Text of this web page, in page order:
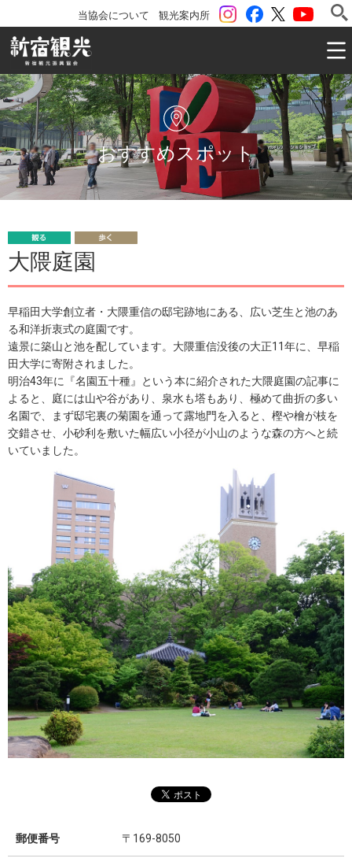
ツイッター
Facebook
instagram
観光案内所
当協会について
一般社団法人 新宿観光振興協会 Shinjuku
おすすめスポット
る
く
大隈庭園
早稲田大学創立者・大隈重信の邸宅跡地にある、広い芝生と池のあ
る和洋折衷式の庭園です。
遠景に築山と池を配しています。大隈重信没後の大正11年に、早稲
田大学に寄附されました。
明治43年に『名園五十種』という本に紹介された大隈庭園の記事に
よると、庭には山や谷があり、泉水も塔もあり、極めて曲折の多い
名園で、まず邸宅裏の菊園を通って露地門を入ると、樫や檜が枝を
交錯させ、小砂利を敷いた幅広い小径が小山のような森の方へと続
いていました。
郵便番号 〒169-8050